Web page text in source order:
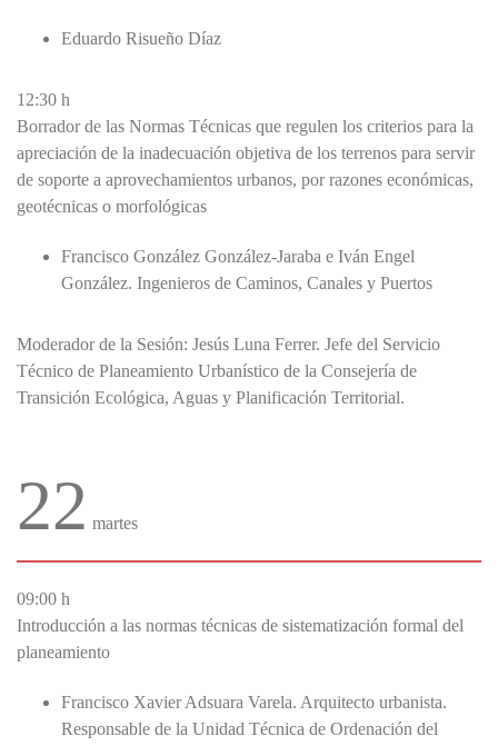
Eduardo Risueño Díaz
12:30 h
Borrador de las Normas Técnicas que regulen los criterios para la
apreciación de la inadecuación objetiva de los terrenos para servir
de soporte a aprovechamientos urbanos, por razones económicas,
geotécnicas o morfológicas
Francisco González González-Jaraba e Iván Engel
González. Ingenieros de Caminos, Canales y Puertos
Moderador de la Sesión: Jesús Luna Ferrer. Jefe del Servicio
Técnico de Planeamiento Urbanístico de la Consejería de
Transición Ecológica, Aguas y Planificación Territorial.
22 martes
09:00 h
Introducción a las normas técnicas de sistematización formal del
planeamiento
Francisco Xavier Adsuara Varela. Arquitecto urbanista.
Responsable de la Unidad Técnica de Ordenación del